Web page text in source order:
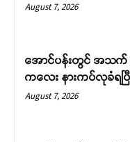
August 7, 2026
အောင်ပန်းတွင် အသက်
ကလေး နားကပ်လုခံရပြီ
August 7, 2026